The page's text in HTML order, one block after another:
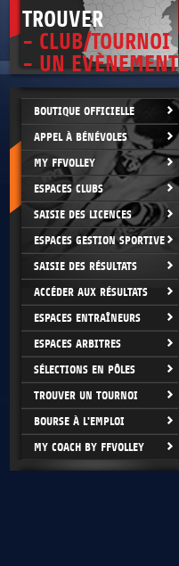
TROUVER
- CLUB/TOURNOI
- UN EVÈNEMENT
BOUTIQUE OFFICIELLE
APPEL À BÉNÉVOLES
MY FFVOLLEY
ESPACES CLUBS
SAISIE DES LICENCES
ESPACES GESTION SPORTIVE
SAISIE DES RÉSULTATS
ACCÉDER AUX RÉSULTATS
ESPACES ENTRAÎNEURS
ESPACES ARBITRES
SÉLECTIONS EN PÔLES
TROUVER UN TOURNOI
BOURSE À L'EMPLOI
MY COACH BY FFVOLLEY